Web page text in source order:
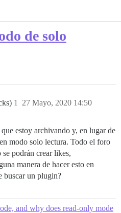
de solo
27 Mayo, 2020 14:50
1
estoy archivando y, en lugar de
modo solo lectura. Todo el foro
podrán crear likes,
manera de hacer esto en
buscar un plugin?
and why does read-only mode